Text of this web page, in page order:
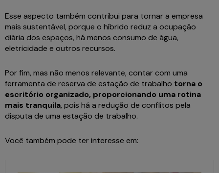
Esse aspecto também contribui para tornar a empresa
mais sustentável, porque o híbrido reduz a ocupação
diária dos espaços, há menos consumo de água,
eletricidade e outros recursos.
Por fim, mas não menos relevante, contar com uma
ferramenta de reserva de estação de trabalho torna o
escritório organizado, proporcionando uma rotina
mais tranquila, pois há a redução de conflitos pela
disputa de uma estação de trabalho.
Você também pode ter interesse em: